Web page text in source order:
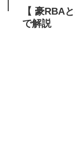
【 豪RBA
で解説